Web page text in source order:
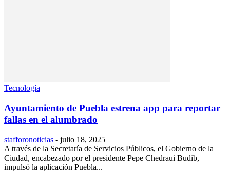
Tecnología
Ayuntamiento de Puebla estrena app para reportar
fallas en el alumbrado
stafforonoticias - julio 18, 2025
A través de la Secretaría de Servicios Públicos, el Gobierno de la
Ciudad, encabezado por el presidente Pepe Chedraui Budib,
impulsó la aplicación Puebla...